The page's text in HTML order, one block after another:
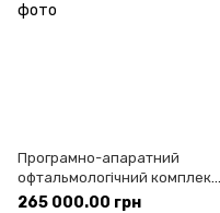
Програмно-апаратний
офтальмологічний комплекс
із Біофітбек BrainBit ZIR
265 000.00 грн